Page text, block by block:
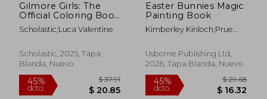
Gilmore Girls: The
Official Coloring Book
(en Inglés)
Scholastic;Luca Valentine
Scholastic, 2025, Tapa
Blanda, Nuevo
Easter Bunnies Magic
Painting Book
Kimberley Kinloch;Prue
Usborne Publishing Ltd,
2026, Tapa Blanda, Nuevo